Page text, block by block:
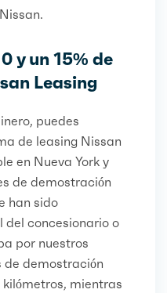
y un 15% de
Leasing
puedes
de leasing Nissan
en Nueva York y
de demostración
han sido
del concesionario o
por nuestros
de demostración
mientras